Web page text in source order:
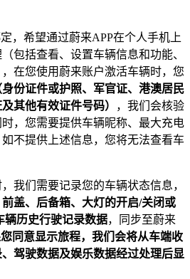
，希望通过蔚来APP在个人手机上
包括查看、设置车辆信息和功能、
在您使用蔚来账户激活车辆时，您
份证件或护照、军官证、港澳居民
其他有效证件号码）
，我们会核验
，您需要提供车辆昵称、最大充电
如不提供上述信息，您将无法查看车
我们需要记录您的车辆状态信息，
盖、后备箱、大灯的开启/关闭或
辆历史行驶记录数据，同步至蔚来
同意显示旅程，我们会将从车端收
驾驶数据及娱乐数据经过处理后显